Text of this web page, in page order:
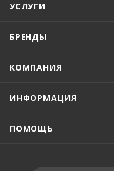
УСЛУГИ
БРЕНДЫ
КОМПАНИЯ
ИНФОРМАЦИЯ
ПОМОЩЬ